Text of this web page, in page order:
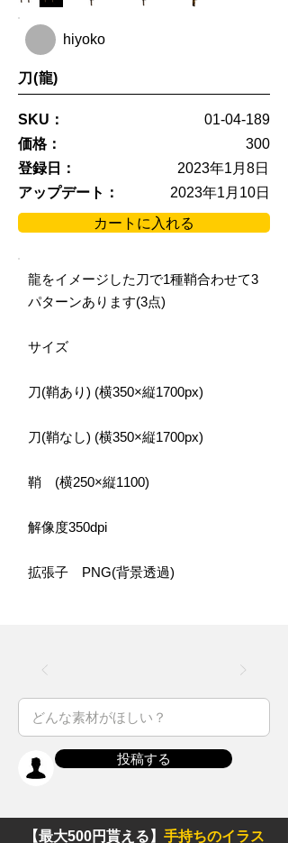
hiyoko
刀(龍)
SKU：
01-04-189
価格：
300
登録日：
2023年1月8日
アップデート：
2023年1月10日
カートに入れる
龍をイメージした刀で1種鞘合わせて3
パターンあります(3点)
サイズ
刀(鞘あり) (横350×縦1700px)
刀(鞘なし) (横350×縦1700px)
鞘 (横250×縦1100)
解像度350dpi
拡張子 PNG(背景透過)
投稿する
【最大500円貰える】 手持ちのイラス